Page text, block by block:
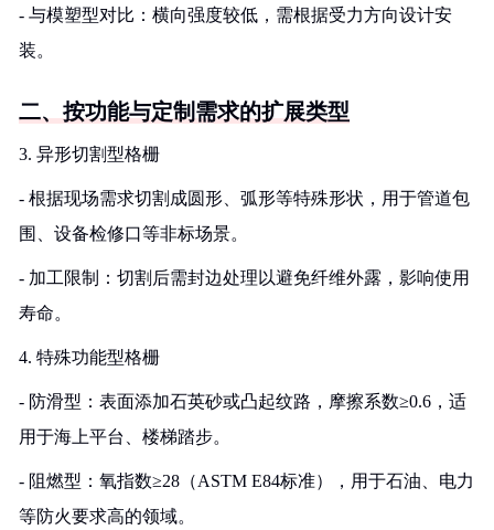
- 与模塑型对比：横向强度较低，需根据受力方向设计安
装。
二、按功能与定制需求的扩展类型
3. 异形切割型格栅
- 根据现场需求切割成圆形、弧形等特殊形状，用于管道包
围、设备检修口等非标场景。
- 加工限制：切割后需封边处理以避免纤维外露，影响使用
寿命。
4. 特殊功能型格栅
- 防滑型：表面添加石英砂或凸起纹路，摩擦系数≥0.6，适
用于海上平台、楼梯踏步。
- 阻燃型：氧指数≥28（ASTM E84标准），用于石油、电力
等防火要求高的领域。